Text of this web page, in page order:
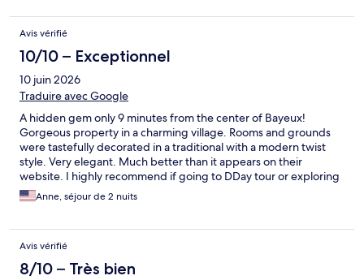
Avis vérifié
10/10 – Exceptionnel
10 juin 2026
Traduire avec Google
A hidden gem only 9 minutes from the center of Bayeux!
Gorgeous property in a charming village. Rooms and grounds
were tastefully decorated in a traditional with a modern twist
style. Very elegant. Much better than it appears on their
website. I highly recommend if going to DDay tour or exploring
Normandy.
Anne, séjour de 2 nuits
Avis vérifié
8/10 – Très bien